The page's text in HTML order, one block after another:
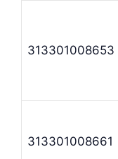
313301008653
313301008661